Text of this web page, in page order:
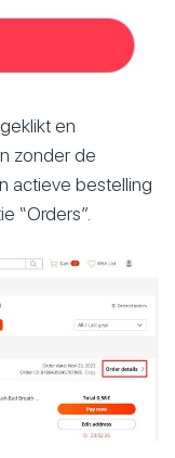
en
zonder de
actieve bestelling
“Orders”.